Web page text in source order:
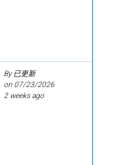
By 已更新
on 07/23/2026
2 weeks ago